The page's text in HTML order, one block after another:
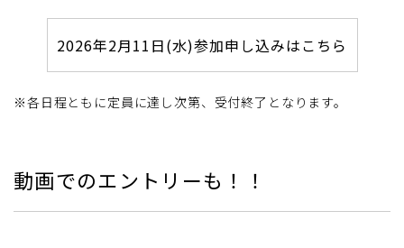
2026年2月11日(水)参加申し込みはこちら
※各日程ともに定員に達し次第、受付終了となります。
動画でのエントリーも！！